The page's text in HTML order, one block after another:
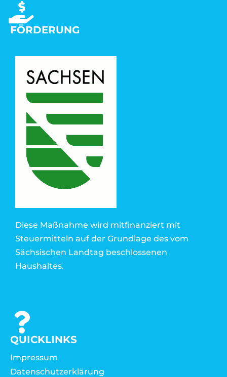
FÖRDERUNG
Diese Maßnahme wird mitfinanziert mit
Steuermitteln auf der Grundlage des vom
Sächsischen Landtag beschlossenen
Haushaltes.
QUICKLINKS
Impressum
Datenschutzerklärung